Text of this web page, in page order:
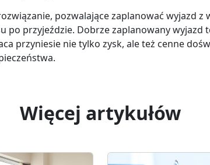
pozwalające zaplanować wyjazd z
po przyjeździe. Dobrze zaplanowany wyjazd
przyniesie nie tylko zysk, ale też cenne
Więcej artykułów